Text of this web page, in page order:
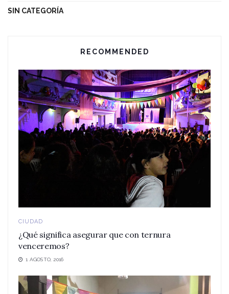
SIN CATEGORÍA
RECOMMENDED
CIUDAD
¿Qué significa asegurar que con ternura
venceremos?
1 AGOSTO, 2016